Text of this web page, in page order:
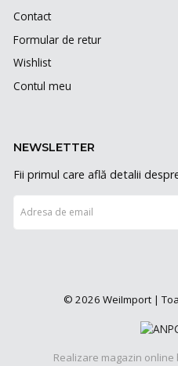
Contact
Formular de retur
Wishlist
Contul meu
NEWSLETTER
Fii primul care află detalii
© 2026 WeiImport |
Realizare magazin online